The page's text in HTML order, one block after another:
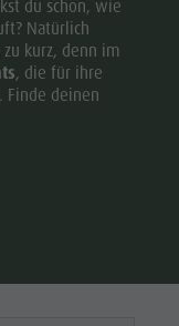
du schon, wie
Natürlich
kurz, denn im
, die für ihre
Finde deinen